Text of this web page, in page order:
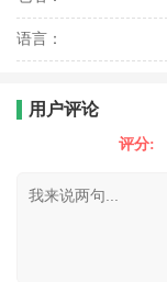
语言：
用户评论
评分: